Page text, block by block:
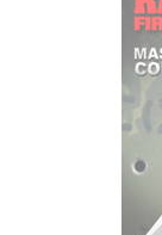
El
en